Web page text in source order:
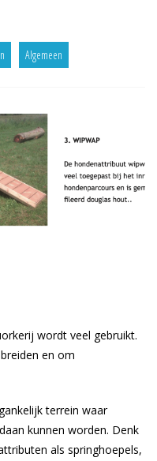
Algemeen
wordt veel gebruikt.
en om
terrein waar
kunnen worden. Denk
als springhoepels,